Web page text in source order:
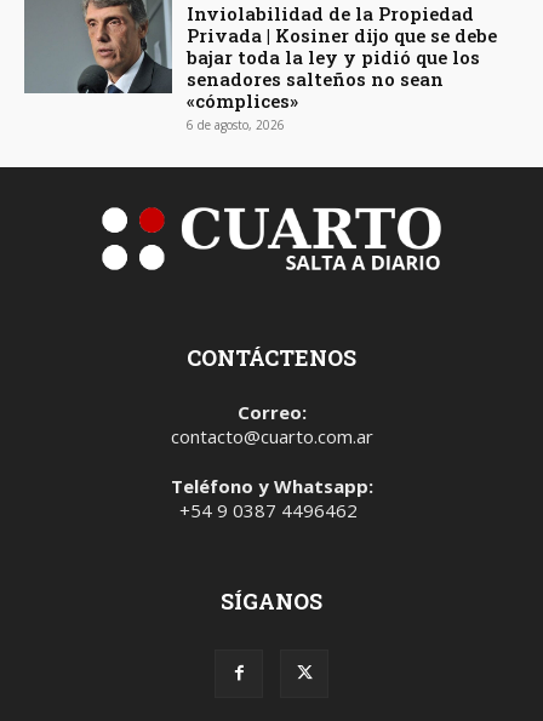
Inviolabilidad de la Propiedad
Privada | Kosiner dijo que se debe
bajar toda la ley y pidió que los
senadores salteños no sean
«cómplices»
6 de agosto, 2026
CONTÁCTENOS
Correo:
contacto@cuarto.com.ar
Teléfono y Whatsapp:
+54 9 0387 4496462
SÍGANOS